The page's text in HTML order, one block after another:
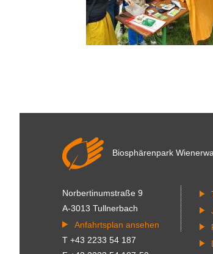
Biosphärenpark
Norbertinumstraße 9
A-3013 Tullnerbach
Anfahrtsplan ansehen
T +43 2233 54 187